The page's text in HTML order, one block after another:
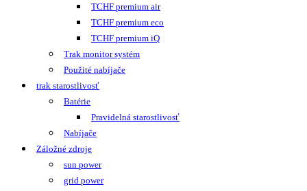
TCHF premium air
TCHF premium eco
TCHF premium iQ
Trak monitor systém
Použité nabíjače
trak starostlivosť
Batérie
Pravidelná starostlivosť
Nabíjače
Záložné zdroje
sun power
grid power